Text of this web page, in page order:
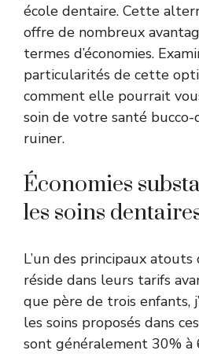
école dentaire. Cette
offre de nombreux
termes d’économies.
particularités de cette
comment elle pourrait
soin de votre santé bucco-
ruiner.
Économies
les soins
L’un des principaux
réside dans leurs tarifs
que père de trois enfants,
les soins proposés dans
sont généralement 30% à